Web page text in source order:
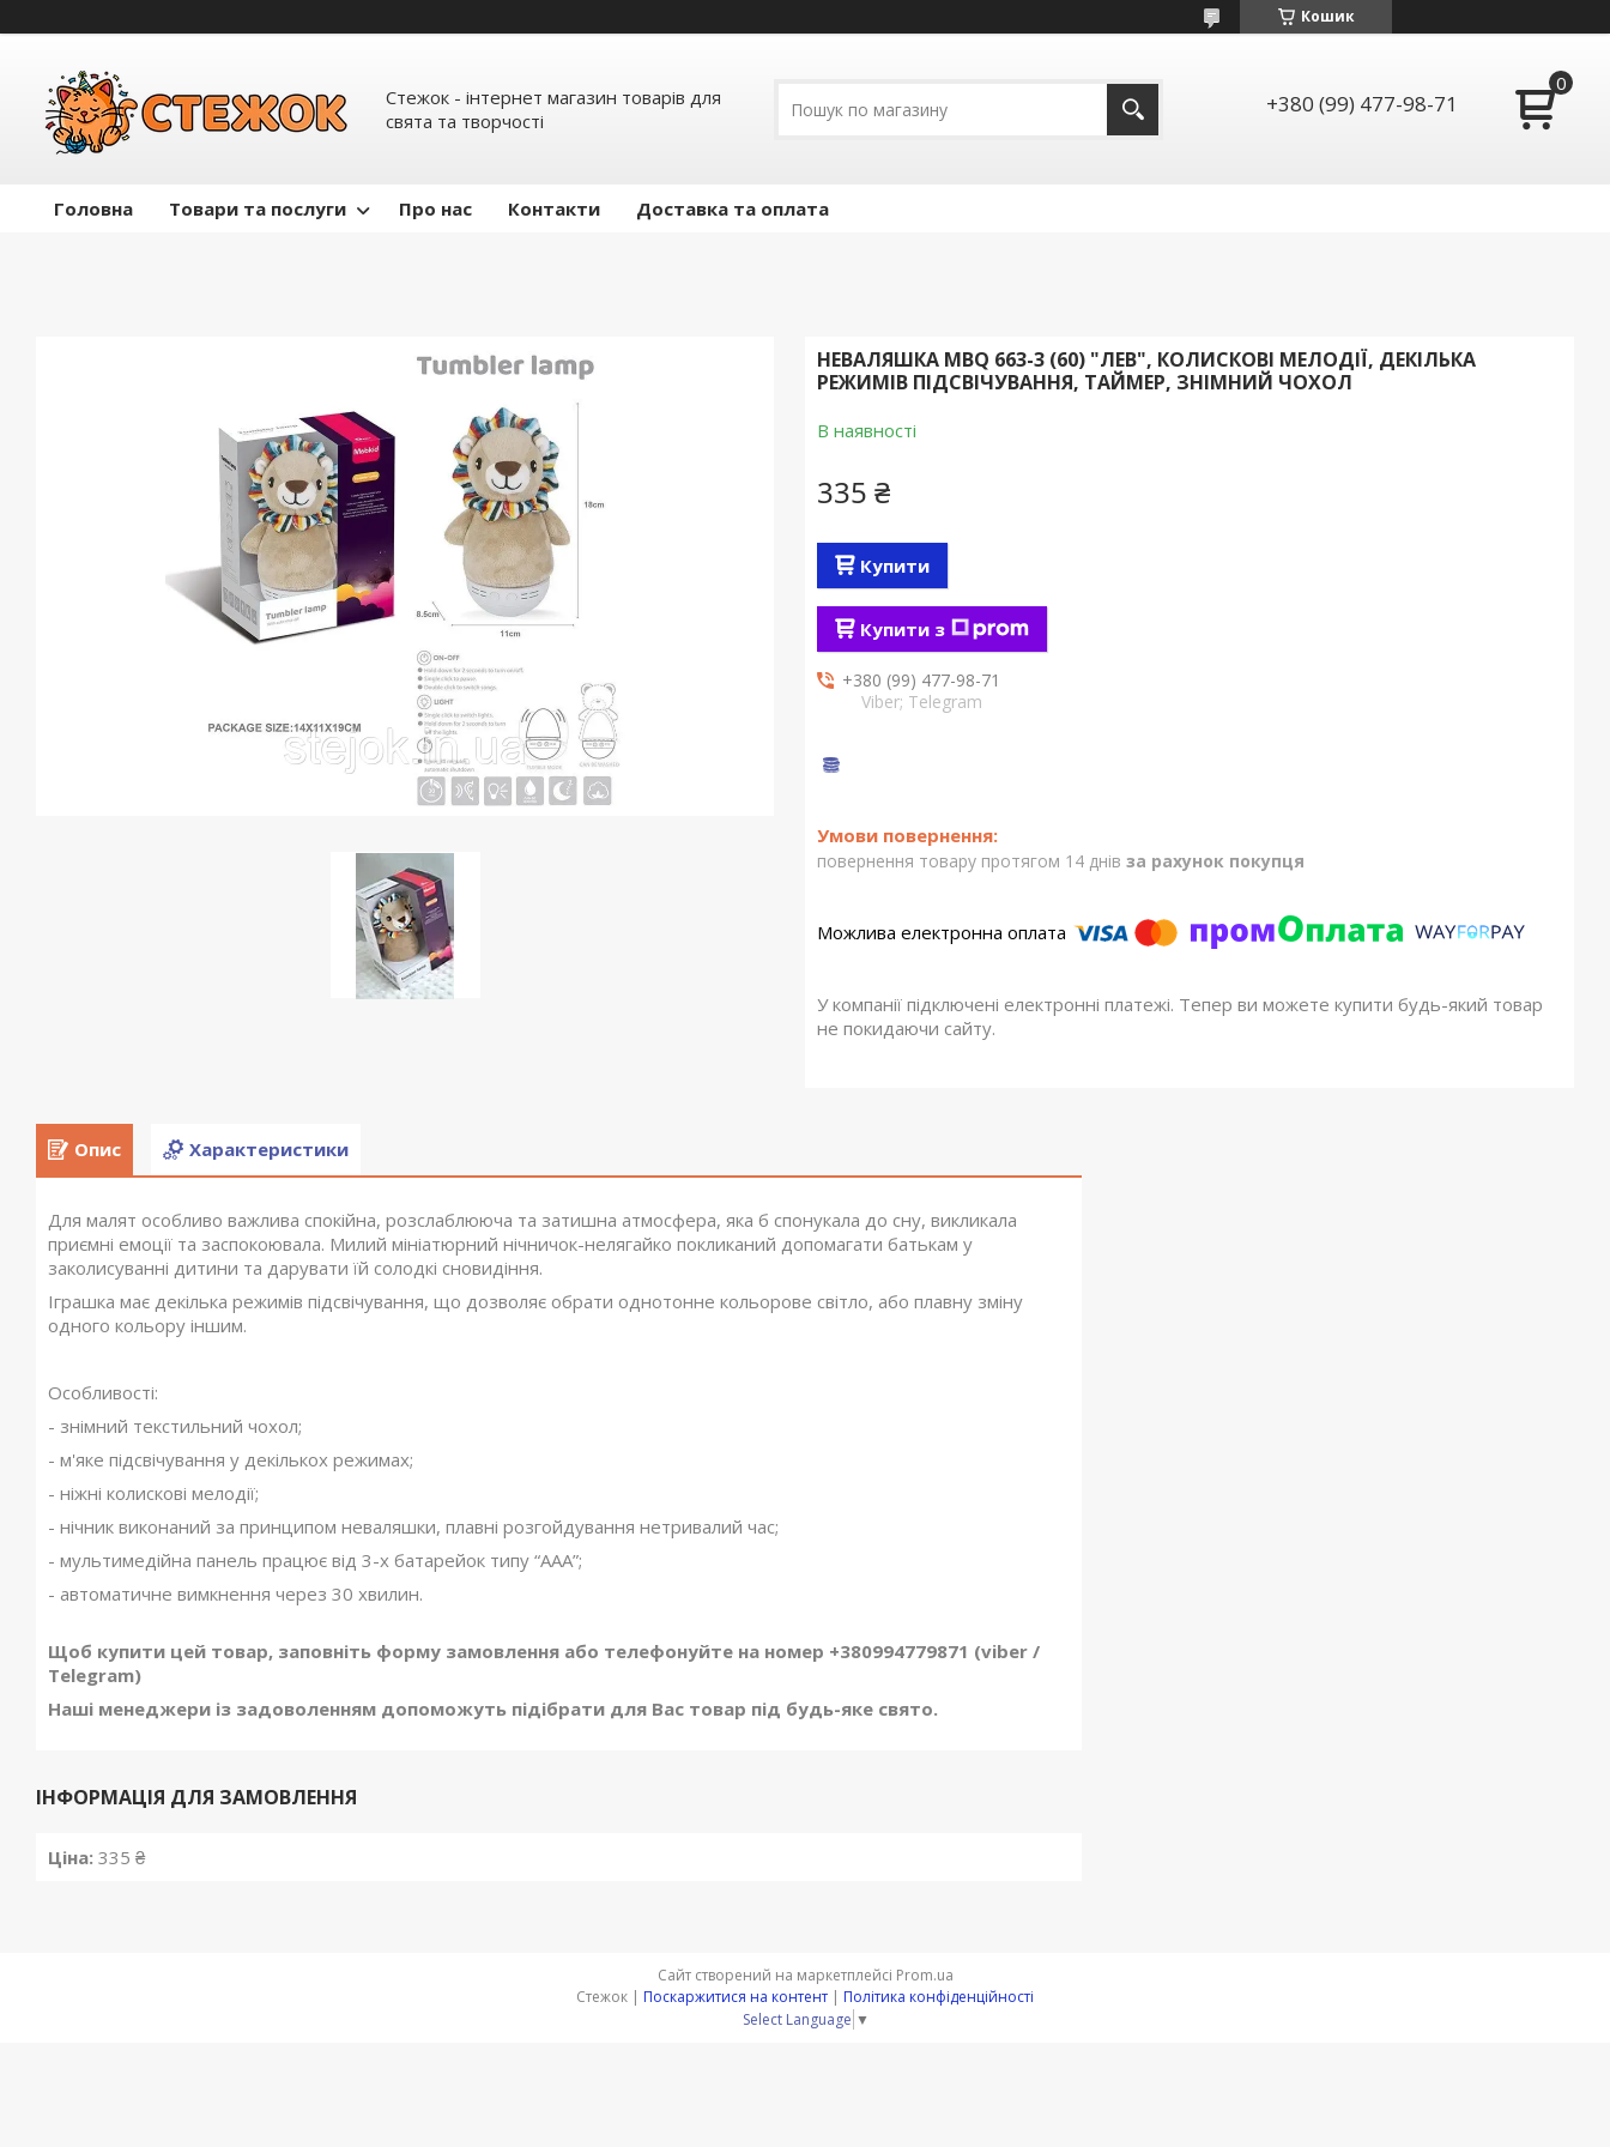
Кошик
Стежок - інтернет магазин товарів для
свята та творчості
+380 (99) 477-98-71
Головна Товари та послуги Про нас Контакти Доставка та оплата
НЕВАЛЯШКА MBQ 663-3 (60) "ЛЕВ", КОЛИСКОВІ МЕЛОДІЇ, ДЕКІЛЬКА
РЕЖИМІВ ПІДСВІЧУВАННЯ, ТАЙМЕР, ЗНІМНИЙ ЧОХОЛ
В наявності
335 ₴
Купити
Купити з
+380 (99) 477-98-71
Viber; Telegram
повернення товару протягом 14 днів за рахунок покупця
У компанії підключені електронні платежі. Тепер ви можете купити будь-який товар
не покидаючи сайту.
Опис Характеристики
Для малят особливо важлива спокійна, розслаблююча та затишна атмосфера, яка б спонукала до сну, викликала
приємні емоції та заспокоювала. Милий мініатюрний нічничок-нелягайко покликаний допомагати батькам у
заколисуванні дитини та дарувати їй солодкі сновидіння.
Іграшка має декілька режимів підсвічування, що дозволяє обрати однотонне кольорове світло, або плавну зміну
одного кольору іншим.
Особливості:
- знімний текстильний чохол;
- м'яке підсвічування у декількох режимах;
- ніжні колискові мелодії;
- нічник виконаний за принципом неваляшки, плавні розгойдування нетривалий час;
- мультимедійна панель працює від 3-х батарейок типу “ААА”;
- автоматичне вимкнення через 30 хвилин.
Щоб купити цей товар, заповніть форму замовлення або телефонуйте на номер +380994779871 (viber /
Telegram)
Наші менеджери із задоволенням допоможуть підібрати для Вас товар під будь-яке свято.
ІНФОРМАЦІЯ ДЛЯ ЗАМОВЛЕННЯ
Ціна: 335 ₴
Сайт створений на маркетплейсі Prom.ua
Стежок | Поскаржитися на контент | Політика конфіденційності
Select Language ▼